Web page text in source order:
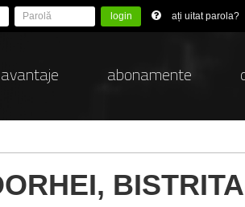
login ați uitat parola?
avantaje abonamente